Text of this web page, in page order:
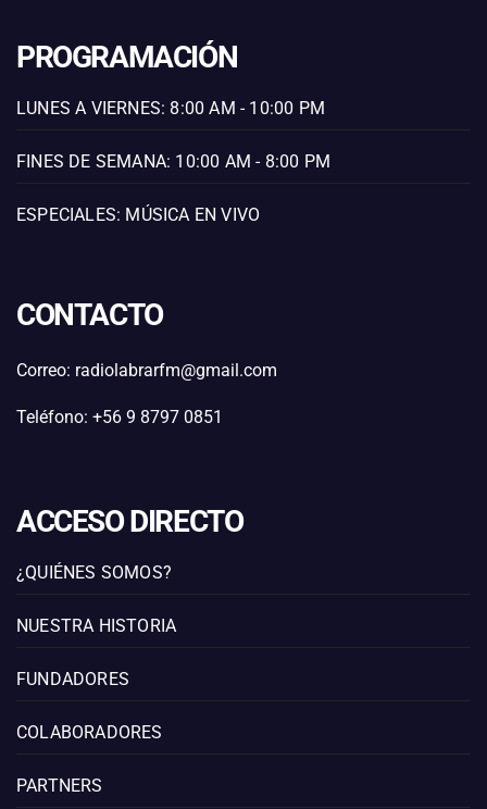
PROGRAMACIÓN
LUNES A VIERNES: 8:00 AM - 10:00 PM
FINES DE SEMANA: 10:00 AM - 8:00 PM
ESPECIALES: MÚSICA EN VIVO
CONTACTO
Correo: radiolabrarfm@gmail.com
Teléfono: +56 9 8797 0851
ACCESO DIRECTO
¿QUIÉNES SOMOS?
NUESTRA HISTORIA
FUNDADORES
COLABORADORES
PARTNERS